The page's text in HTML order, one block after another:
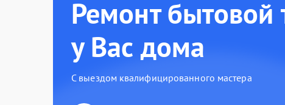
Ремонт бытовой
у Вас дома
С выездом квалифицированного мастера